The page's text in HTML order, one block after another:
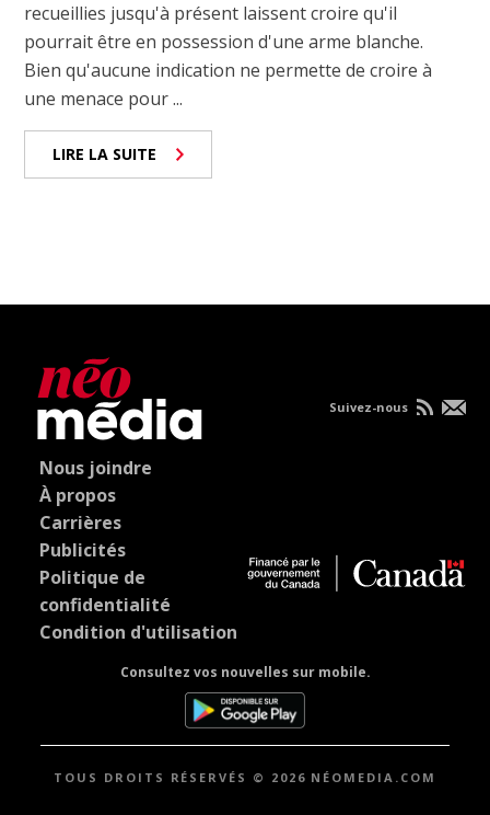
recueillies jusqu'à présent laissent croire qu'il
pourrait être en possession d'une arme blanche.
Bien qu'aucune indication ne permette de croire à
une menace pour ...
LIRE LA SUITE
Nous joindre
À propos
Carrières
Publicités
Politique de
confidentialité
Condition d'utilisation
Consultez vos nouvelles sur mobile.
Suivez-nous
TOUS DROITS RÉSERVÉS © 2026 NÉOMEDIA.COM